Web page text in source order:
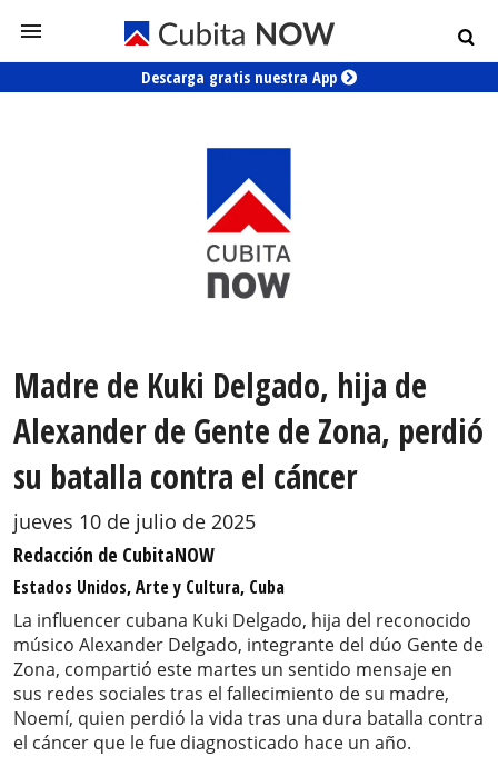
Descarga gratis nuestra App
Madre de Kuki Delgado, hija de
Alexander de Gente de Zona, perdió
su batalla contra el cáncer
jueves 10 de julio de 2025
Redacción de CubitaNOW
Estados Unidos, Arte y Cultura, Cuba
La influencer cubana Kuki Delgado, hija del reconocido
músico Alexander Delgado, integrante del dúo Gente de
Zona, compartió este martes un sentido mensaje en
sus redes sociales tras el fallecimiento de su madre,
Noemí, quien perdió la vida tras una dura batalla contra
el cáncer que le fue diagnosticado hace un año.